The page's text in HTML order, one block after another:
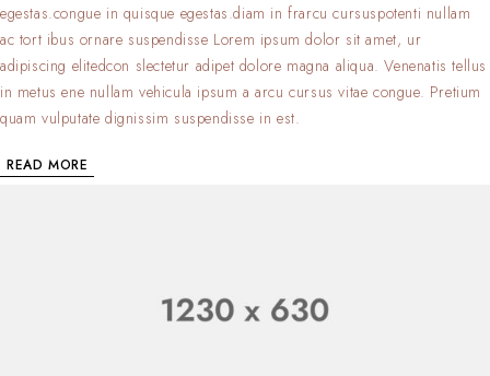
egestas.congue in quisque egestas.diam in frarcu cursuspotenti nullam
ac tort ibus ornare suspendisse Lorem ipsum dolor sit amet, ur
adipiscing elitedcon slectetur adipet dolore magna aliqua. Venenatis tellus
in metus ene nullam vehicula ipsum a arcu cursus vitae congue. Pretium
quam vulputate dignissim suspendisse in est.
READ MORE